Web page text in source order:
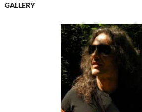
GALLERY